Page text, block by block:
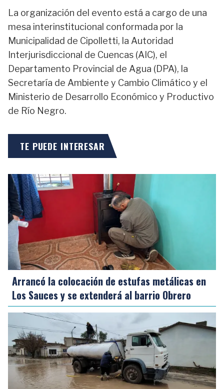
La organización del evento está a cargo de una
mesa interinstitucional conformada por la
Municipalidad de Cipolletti, la Autoridad
Interjurisdiccional de Cuencas (AIC), el
Departamento Provincial de Agua (DPA), la
Secretaría de Ambiente y Cambio Climático y el
Ministerio de Desarrollo Económico y Productivo
de Río Negro.
TE PUEDE INTERESAR
Arrancó la colocación de estufas metálicas en
Los Sauces y se extenderá al barrio Obrero